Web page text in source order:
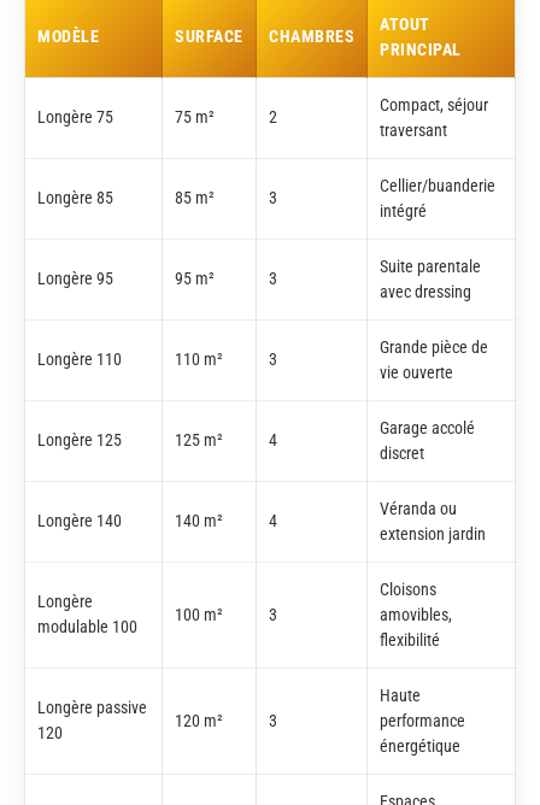
MODÈLE SURFACE CHAMBRES
ATOUT
PRINCIPAL
Longère 75 75 m² 2
Compact, séjour
traversant
Longère 85 85 m² 3
Cellier/buanderie
intégré
Longère 95 95 m² 3
Suite parentale
avec dressing
Longère 110 110 m² 3
Grande pièce de
vie ouverte
Longère 125 125 m² 4
Garage accolé
discret
Longère 140 140 m² 4
Véranda ou
extension jardin
Longère
modulable 100
100 m² 3
Cloisons
amovibles,
flexibilité
Longère passive
120
120 m² 3
Haute
performance
énergétique